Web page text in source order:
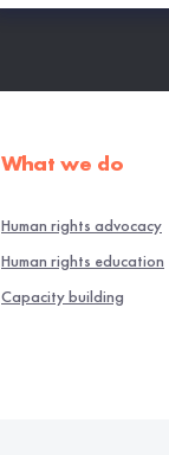
What we do
Human rights advocacy
Human rights education
Capacity building